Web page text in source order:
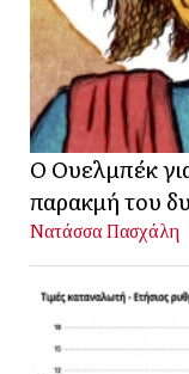
Ο Ουελμπέκ
παρακμή του
Νατάσσα Πασχάλη